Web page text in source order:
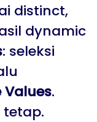
distinct,
dynamic
: seleksi
Values.
tetap.